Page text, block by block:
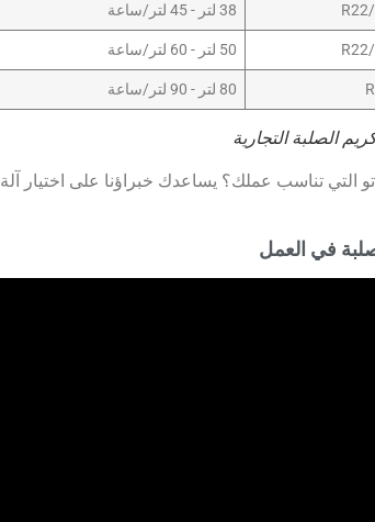
38 لتر - 45 لتر/ساعة
50 لتر - 60 لتر/ساعة
80 لتر - 90 لتر/ساعة
الصلبة التجارية
التي تناسب عملك؟ يساعدك خبراؤنا على اختيار آلة
في العمل